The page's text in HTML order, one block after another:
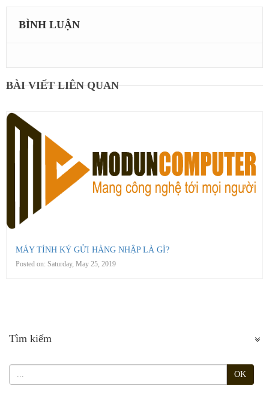
BÌNH LUẬN
BÀI VIẾT LIÊN QUAN
MÁY TÍNH KÝ GỬI HÀNG NHẬP LÀ GÌ?
Posted on: Saturday, May 25, 2019
Tìm kiếm
OK